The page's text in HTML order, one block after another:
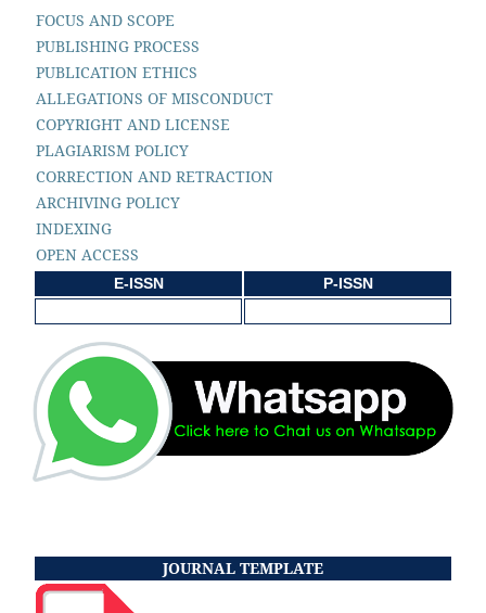
FOCUS AND SCOPE
PUBLISHING PROCESS
PUBLICATION ETHICS
ALLEGATIONS OF MISCONDUCT
COPYRIGHT AND LICENSE
PLAGIARISM POLICY
CORRECTION AND RETRACTION
ARCHIVING POLICY
INDEXING
OPEN ACCESS
E-ISSN P-ISSN
JOURNAL TEMPLATE